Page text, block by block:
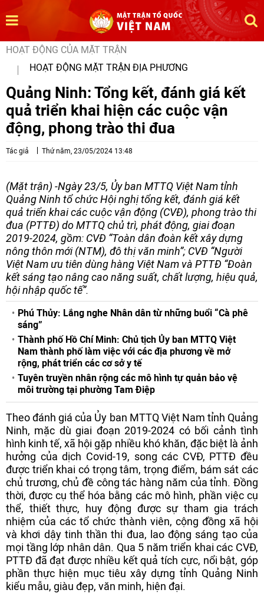
HOẠT ĐỘNG CỦA MẶT TRẬN
HOẠT ĐỘNG MẶT TRẬN ĐỊA PHƯƠNG
Quảng Ninh: Tổng kết, đánh giá kết
quả triển khai hiện các cuộc vận
động, phong trào thi đua
Tác giả Thứ năm, 23/05/2024 13:48
(Mặt trận) -Ngày 23/5, Ủy ban MTTQ Việt Nam tỉnh
Quảng Ninh tổ chức Hội nghị tổng kết, đánh giá kết
quả triển khai các cuộc vận động (CVĐ), phong trào thi
đua (PTTĐ) do MTTQ chủ trì, phát động, giai đoạn
2019-2024, gồm: CVĐ “Toàn dân đoàn kết xây dựng
nông thôn mới (NTM), đô thị văn minh”; CVĐ “Người
Việt Nam ưu tiên dùng hàng Việt Nam và PTTĐ “Đoàn
kết sáng tạo nâng cao năng suất, chất lượng, hiệu quả,
hội nhập quốc tế”.
Phú Thủy: Lắng nghe Nhân dân từ những buổi “Cà phê
sáng”
Thành phố Hồ Chí Minh: Chủ tịch Ủy ban MTTQ Việt
Nam thành phố làm việc với các địa phương về mở
rộng, phát triển các cơ sở y tế
Tuyên truyền nhân rộng các mô hình tự quản bảo vệ
môi trường tại phường Tam Điệp
Theo đánh giá của Ủy ban MTTQ Việt Nam tỉnh Quảng
Ninh, mặc dù giai đoạn 2019-2024 có bối cảnh tình
hình kinh tế, xã hội gặp nhiều khó khăn, đặc biệt là ảnh
hưởng của dịch Covid-19, song các CVĐ, PTTĐ đều
được triển khai có trọng tâm, trọng điểm, bám sát các
chủ trương, chủ đề công tác hàng năm của tỉnh. Đồng
thời, được cụ thể hóa bằng các mô hình, phần việc cụ
thể, thiết thực, huy động được sự tham gia trách
nhiệm của các tổ chức thành viên, cộng đồng xã hội
và khơi dậy tinh thần thi đua, lao động sáng tạo của
mọi tầng lớp nhân dân. Qua 5 năm triển khai các CVĐ,
PTTĐ đã đạt được nhiều kết quả tích cực, nổi bật, góp
phần thực hiện mục tiêu xây dựng tỉnh Quảng Ninh
kiểu mẫu, giàu đẹp, văn minh, hiện đại.